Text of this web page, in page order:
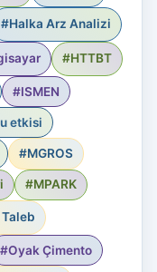
#Halka Arz Analizi
#HTTBT
#ISMEN
etkisi
#MGROS
#MPARK
#Oyak Çimento